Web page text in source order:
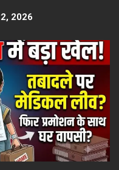
2026